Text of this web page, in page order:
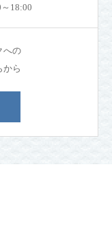
18:00
への
から